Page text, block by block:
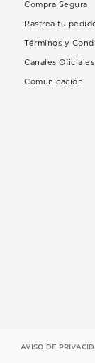
Compra Segura
Rastrea tu
Términos y
Canales
Comunicación
AVISO DE